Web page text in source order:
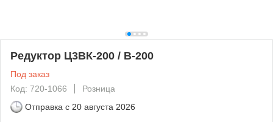
Редуктор Ц3ВК-200 / В-200
Под заказ
Код: 720-1066
Розница
Отправка с 20 августа 2026